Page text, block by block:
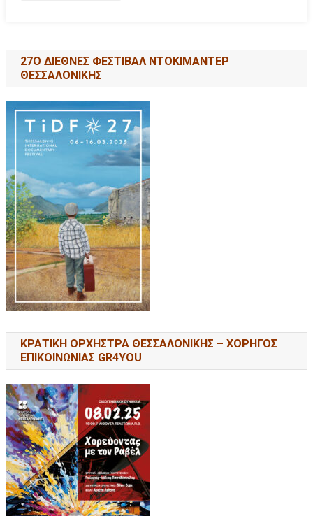
27Ο ΔΙΕΘΝΕΣ ΦΕΣΤΙΒΑΛ ΝΤΟΚΙΜΑΝΤΕΡ
ΘΕΣΣΑΛΟΝΙΚΗΣ
ΚΡΑΤΙΚΗ ΟΡΧΗΣΤΡΑ ΘΕΣΣΑΛΟΝΙΚΗΣ – ΧΟΡΗΓΟΣ
ΕΠΙΚΟΙΝΩΝΙΑΣ GR4YOU